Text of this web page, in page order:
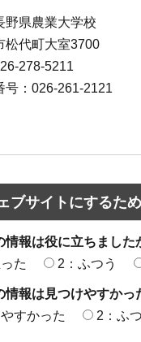
野県農業大学校
松代町大室3700
278-5211
号：026-261-2121
ブサイトにするた
情報は役に立ちました
た
2：ふつう
情報は見つけやすかっ
すかった
2：ふ